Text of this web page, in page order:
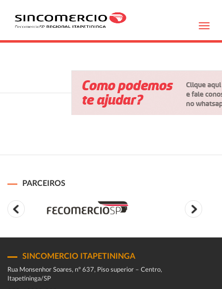
PARCEIROS
SINCOMERCIO ITAPETININGA
Rua Monsenhor Soares, nº 637, Piso superior – Centro,
Itapetininga/SP